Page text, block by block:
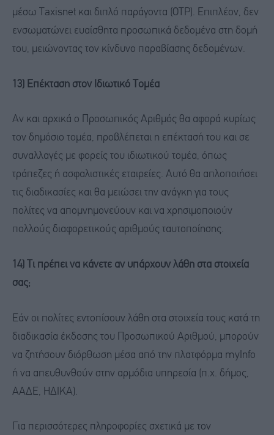
μέσω Taxisnet και διπλό παράγοντα (OTP). Επιπλέον, δεν
ενσωματώνει ευαίσθητα προσωπικά δεδομένα στη δομή
του, μειώνοντας τον κίνδυνο παραβίασης δεδομένων.
13) Επέκταση στον Ιδιωτικό Τομέα
Αν και αρχικά ο Προσωπικός Αριθμός θα αφορά κυρίως
τον δημόσιο τομέα, προβλέπεται η επέκτασή του και σε
συναλλαγές με φορείς του ιδιωτικού τομέα, όπως
τράπεζες ή ασφαλιστικές εταιρείες. Αυτό θα απλοποιήσει
τις διαδικασίες και θα μειώσει την ανάγκη για τους
πολίτες να απομνημονεύουν και να χρησιμοποιούν
πολλούς διαφορετικούς αριθμούς ταυτοποίησης.
14) Τι πρέπει να κάνετε αν υπάρχουν λάθη στα στοιχεία
σας;
Εάν οι πολίτες εντοπίσουν λάθη στα στοιχεία τους κατά τη
διαδικασία έκδοσης του Προσωπικού Αριθμού, μπορούν
να ζητήσουν διόρθωση μέσα από την πλατφόρμα myInfo
ή να απευθυνθούν στην αρμόδια υπηρεσία (π.χ. δήμος,
ΑΑΔΕ, ΗΔΙΚΑ).
Για περισσότερες πληροφορίες σχετικά με τον